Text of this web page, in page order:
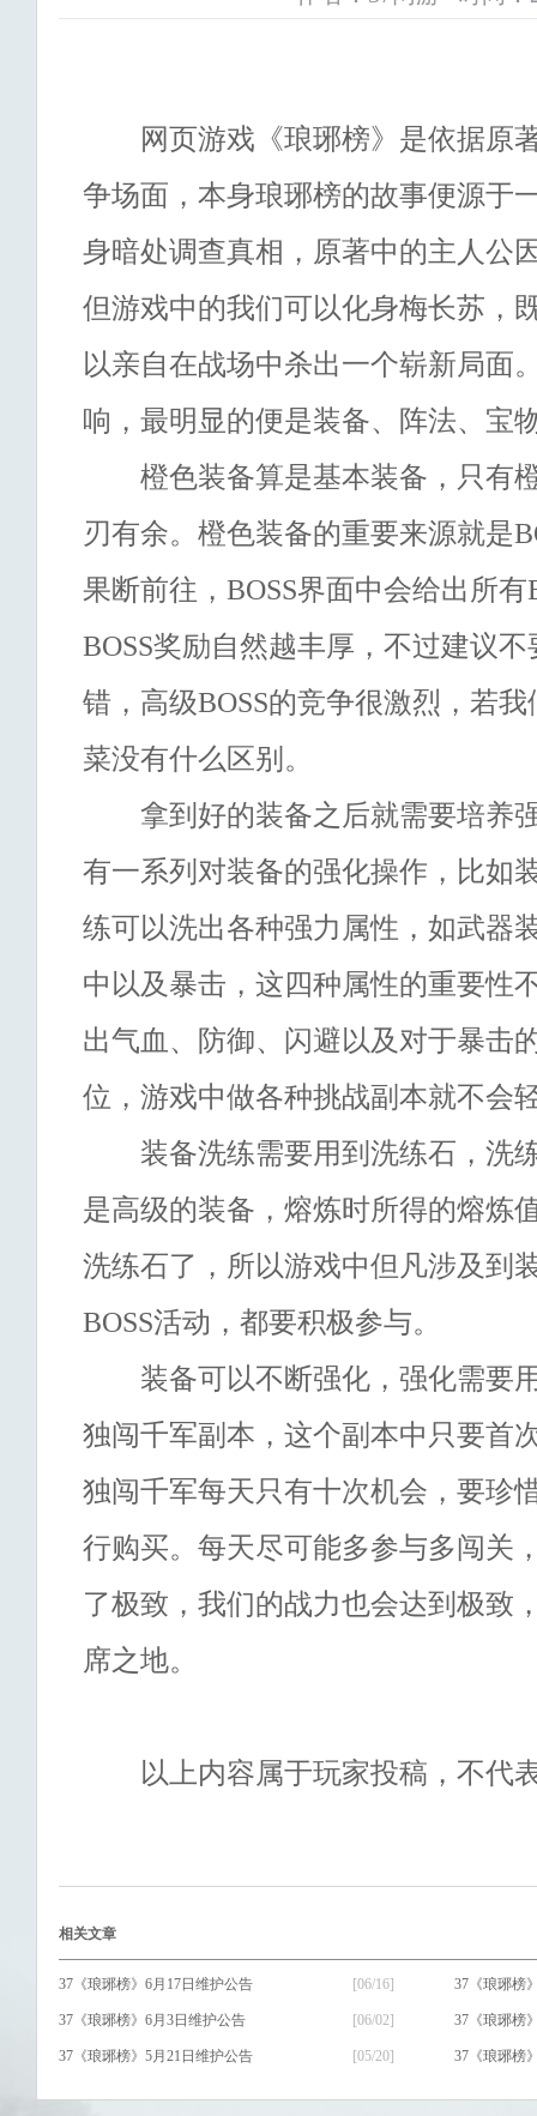
网页游戏《琅琊榜》是依据原
争场面，本身琅琊榜的故事便源于
身暗处调查真相，原著中的主人公
但游戏中的我们可以化身梅长苏，
以亲自在战场中杀出一个崭新局面
响，最明显的便是装备、阵法、宝
橙色装备算是基本装备，只有
刃有余。橙色装备的重要来源就是
果断前往，BOSS界面中会给出所
BOSS奖励自然越丰厚，不过建议
错，高级BOSS的竞争很激烈，若
菜没有什么区别。
拿到好的装备之后就需要培养
有一系列对装备的强化操作，比如
练可以洗出各种强力属性，如武器
中以及暴击，这四种属性的重要性
出气血、防御、闪避以及对于暴击
位，游戏中做各种挑战副本就不会
装备洗练需要用到洗练石，洗
是高级的装备，熔炼时所得的熔炼
洗练石了，所以游戏中但凡涉及到
BOSS活动，都要积极参与。
装备可以不断强化，强化需要
独闯千军副本，这个副本中只要首
独闯千军每天只有十次机会，要珍
行购买。每天尽可能多参与多闯关
了极致，我们的战力也会达到极致
席之地。
以上内容属于玩家投稿，不代
相关文章
[06/16]
37《琅琊榜》6月17日维护公告 37《琅琊榜
[06/02]
37《琅琊榜》6月3日维护公告 37《琅琊榜
[05/20]
37《琅琊榜》5月21日维护公告 37《琅琊榜